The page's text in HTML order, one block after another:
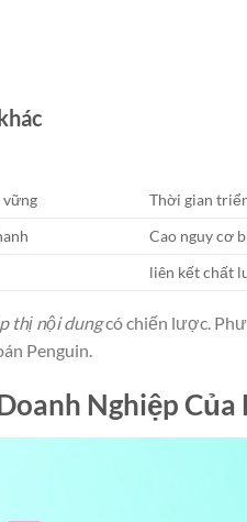
vững
Thời gian
Cao nguy cơ
liên kết chất
thị nội dungcó chiến lược.
Penguin.
Nghiệp Của